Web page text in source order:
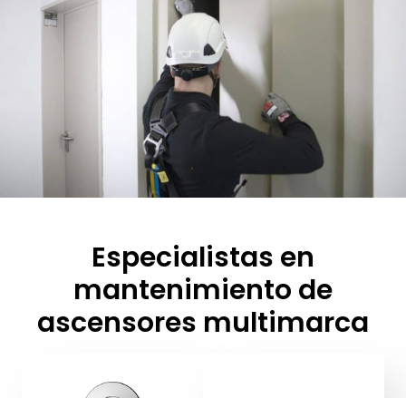
Especialistas en
mantenimiento de
ascensores multimarca